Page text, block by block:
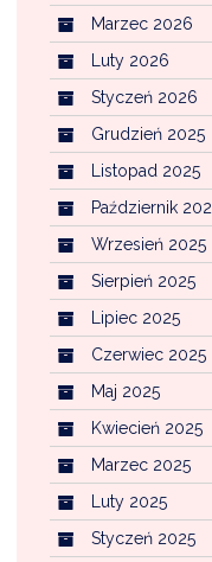
EWIDENCJA
Marzec 2026
Luty 2026
Styczeń 2026
Grudzień 2025
Listopad 2025
Październik
Wrzesień 2025
Sierpień 2025
Lipiec 2025
Czerwiec 2025
Maj 2025
Kwiecień 2025
Marzec 2025
Luty 2025
Styczeń 2025